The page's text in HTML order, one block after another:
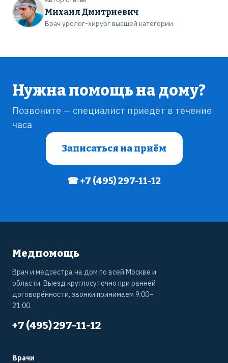
Михаил Дмитриевич
Врач уролог-хирург высшей категории
Нужна помощь на дому?
Позвоните — специалист приедет в течение
часа
Записаться на приём
☎ +7 (495) 297-11-12
Медпомощь
Врач и медсестра на дом по всей Москве и
области. Выезд круглосуточно при ранней
договорённости, звонки принимаем 9:00–
21:00.
+7 (495) 297-11-12
Врачи